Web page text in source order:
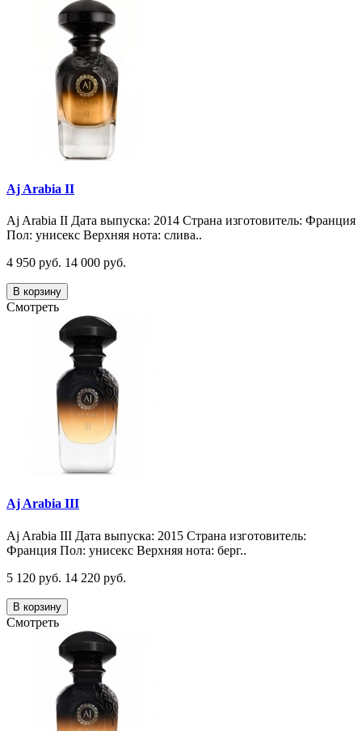
Aj Arabia II
Aj Arabia II Дата выпуска: 2014 Страна изготовитель: Франция
Пол: унисекс Верхняя нота: слива..
4 950 руб. 14 000 руб.
В корзину
Смотреть
Aj Arabia III
Aj Arabia III Дата выпуска: 2015 Страна изготовитель:
Франция Пол: унисекс Верхняя нота: берг..
5 120 руб. 14 220 руб.
В корзину
Смотреть